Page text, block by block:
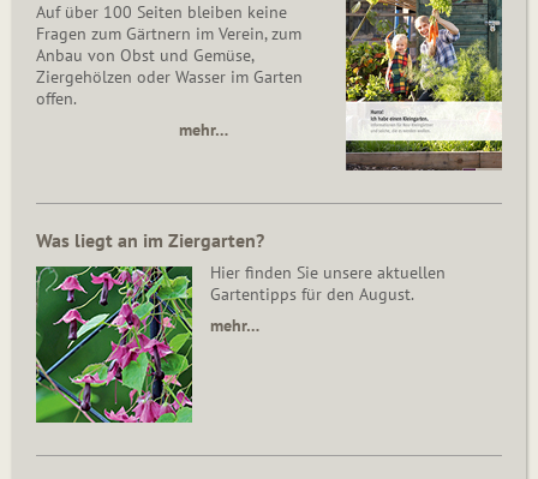
Auf über 100 Seiten bleiben keine
Fragen zum Gärtnern im Verein, zum
Anbau von Obst und Gemüse,
Ziergehölzen oder Wasser im Garten
offen.
mehr…
Was liegt an im Ziergarten?
Hier finden Sie unsere aktuellen
Gartentipps für den August.
mehr…